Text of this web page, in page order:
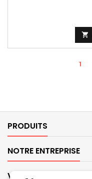

1
PRODUITS
NOTRE ENTREPRISE
VOTRE COMPTE